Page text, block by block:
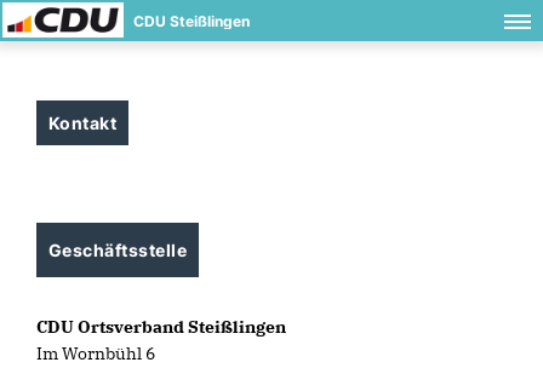
CDU Steißlingen
Kontakt
Geschäftsstelle
CDU Ortsverband Steißlingen
Im Wornbühl 6